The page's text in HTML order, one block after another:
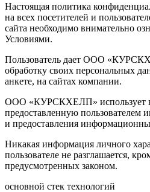
Настоящая политика
на всех посетителей и
сайта необходимо внимательно
Условиями.
Пользователь дает ООО
обработку своих персональных
анкете, на сайтах компании.
ООО «КУРСКХЕЛП» использует
предоставленную пользователем
и предоставления
Никакая информация личного
пользователе не разглашается,
предусмотренных законом.
основной стек технологий